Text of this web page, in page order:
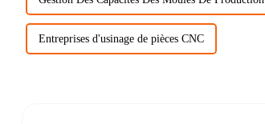
Entreprises d'usinage de pièces CNC